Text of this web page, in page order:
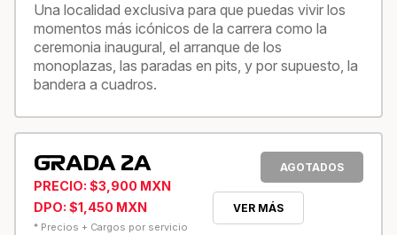
Una localidad exclusiva para que puedas vivir los
momentos más icónicos de la carrera como la
ceremonia inaugural, el arranque de los
monoplazas, las paradas en pits, y por supuesto, la
bandera a cuadros.
GRADA 2A
PRECIO: $3,900 MXN
DPO: $1,450 MXN
* Precios + Cargos por servicio
AGOTADOS
VER MÁS